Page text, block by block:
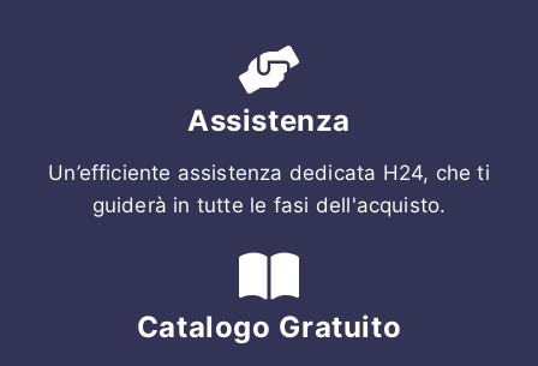
Assistenza
Un’efficiente assistenza dedicata H24, che ti
guiderà in tutte le fasi dell'acquisto.
Catalogo Gratuito